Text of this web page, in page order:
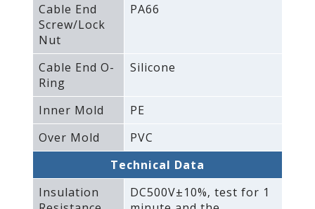
Cable End
Screw/Lock
Nut
PA66
Cable End O-
Ring
Silicone
Inner Mold
PE
Over Mold
PVC
Technical Data
Insulation
DC500V±10%‚ test for 1